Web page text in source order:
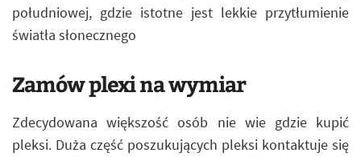
południowej, gdzie istotne jest lekkie przytłumienie
światła słonecznego
Zamów plexi na wymiar
Zdecydowana większość osób nie wie gdzie kupić
pleksi. Duża część poszukujących pleksi kontaktuje się